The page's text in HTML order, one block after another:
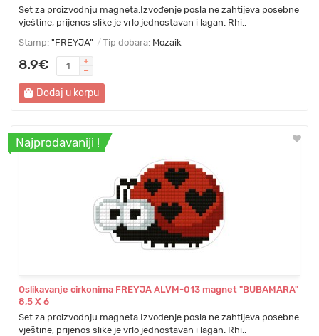
Set za proizvodnju magneta.Izvođenje posla ne zahtijeva posebne
vještine, prijenos slike je vrlo jednostavan i lagan. Rhi..
Stamp: "FREYJA" Tip dobara: Mozaik
8.9€
Dodaj u korpu
Najprodavaniji !
Oslikavanje cirkonima FREYJA ALVM-013 magnet "BUBAMARA"
8,5 Х 6
Set za proizvodnju magneta.Izvođenje posla ne zahtijeva posebne
vještine, prijenos slike je vrlo jednostavan i lagan. Rhi..